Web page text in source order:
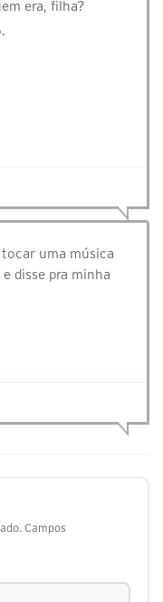
era, filha?
uma música
disse pra minha
Campos